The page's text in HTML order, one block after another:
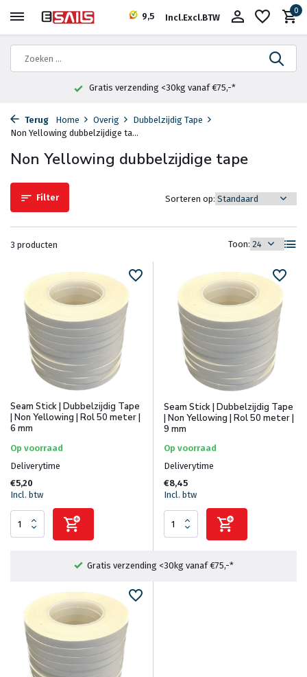
9,5 Incl.Excl.BTW
0
Gratis verzending <30kg vanaf €75,-*
Terug Home Overig
Dubbelzijdig Tape
Non Yellowing dubbelzijdige ta...
Non Yellowing dubbelzijdige tape
Filter
3 producten Toon:
Sorteren op:
Seam Stick | Dubbelzijdig Tape
| Non Yellowing | Rol 50 meter |
6 mm
Op voorraad
Deliverytime
€5,20
Incl. btw
Seam Stick | Dubbelzijdig Tape
| Non Yellowing | Rol 50 meter |
9 mm
Op voorraad
Deliverytime
€8,45
Incl. btw
Gratis verzending <30kg vanaf €75,-*